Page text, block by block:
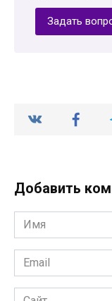
Задать
Добавить
Имя
*
Email
*
Сайт